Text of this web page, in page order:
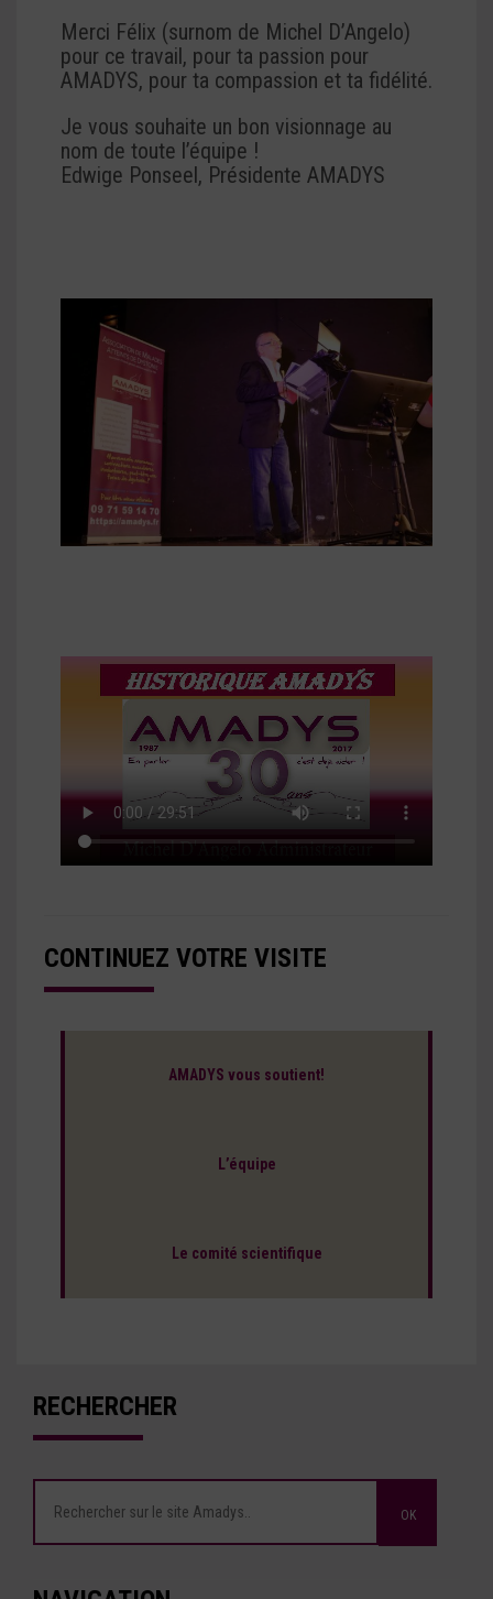
Merci Félix (surnom de Michel D’Angelo)
pour ce travail, pour ta passion pour
AMADYS, pour ta compassion et ta fidélité.
Je vous souhaite un bon visionnage au
nom de toute l’équipe !
Edwige Ponseel, Présidente AMADYS
CONTINUEZ VOTRE VISITE
AMADYS vous soutient!
L’équipe
Le comité scientifique
RECHERCHER